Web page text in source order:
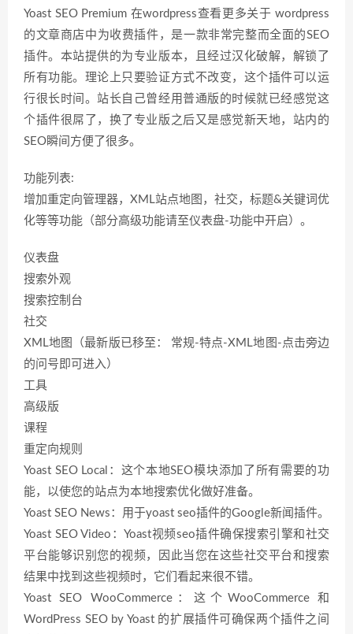
Yoast SEO Premium 在wordpress查看更多关于 wordpress
的文章商店中为收费插件，是一款非常完整而全面的SEO
插件。本站提供的为专业版本，且经过汉化破解，解锁了
所有功能。理论上只要验证方式不改变，这个插件可以运
行很长时间。站长自己曾经用普通版的时候就已经感觉这
个插件很屌了，换了专业版之后又是感觉新天地，站内的
SEO瞬间方便了很多。
功能列表:
增加重定向管理器，XML站点地图，社交，标题&关键词优
化等等功能（部分高级功能请至仪表盘-功能中开启）。
仪表盘
搜索外观
搜索控制台
社交
XML地图（最新版已移至： 常规-特点-XML地图-点击旁边
的问号即可进入）
工具
高级版
课程
重定向规则
Yoast SEO Local：这个本地SEO模块添加了所有需要的功
能，以使您的站点为本地搜索优化做好准备。
Yoast SEO News：用于yoast seo插件的Google新闻插件。
Yoast SEO Video：Yoast视频seo插件确保搜索引擎和社交
平台能够识别您的视频，因此当您在这些社交平台和搜索
结果中找到这些视频时，它们看起来很不错。
Yoast SEO WooCommerce：这个WooCommerce 和
WordPress SEO by Yoast 的扩展插件可确保两个插件之间